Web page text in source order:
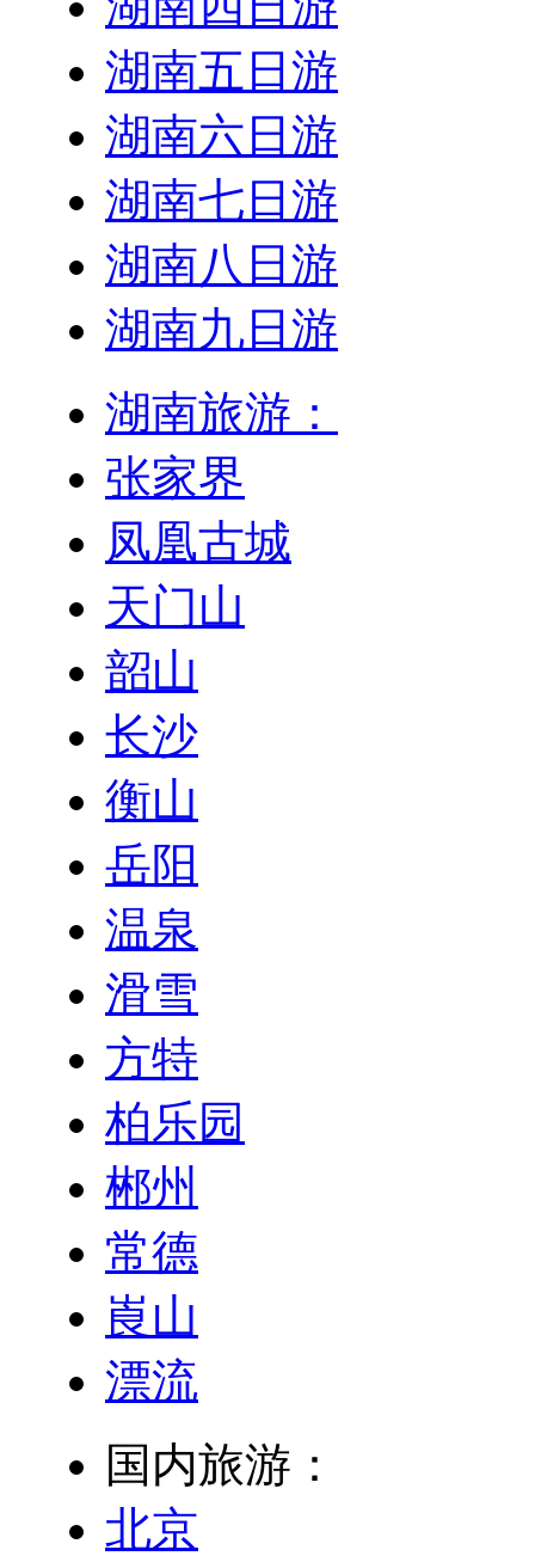
湖南五日游
湖南六日游
湖南七日游
湖南八日游
湖南九日游
湖南旅游：
张家界
凤凰古城
天门山
韶山
长沙
衡山
岳阳
温泉
滑雪
方特
柏乐园
郴州
常德
崀山
漂流
国内旅游：
北京